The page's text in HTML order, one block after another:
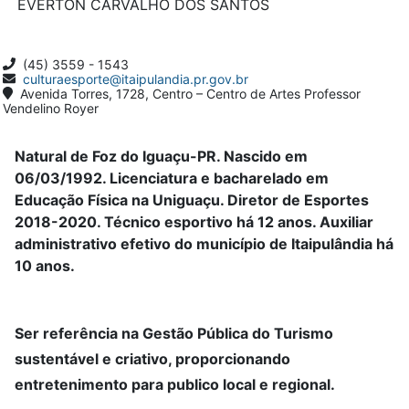
EVERTON CARVALHO DOS SANTOS
(45) 3559 - 1543
culturaesporte@itaipulandia.pr.gov.br
Avenida Torres, 1728, Centro – Centro de Artes Professor
Vendelino Royer
Natural de Foz do Iguaçu-PR. Nascido em
06/03/1992. Licenciatura e bacharelado em
Educação Física na Uniguaçu. Diretor de Esportes
2018-2020. Técnico esportivo há 12 anos. Auxiliar
administrativo efetivo do município de Itaipulândia há
10 anos.
Ser referência na Gestão Pública do Turismo
sustentável e criativo, proporcionando
entretenimento para publico local e regional.